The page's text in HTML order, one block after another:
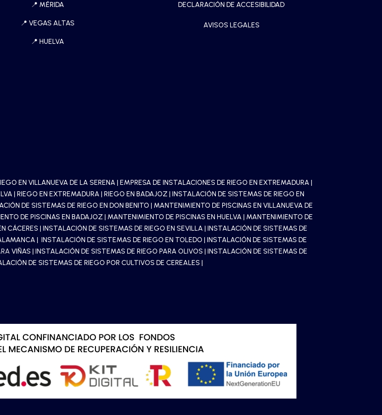
📍 MÉRIDA
📍VEGAS ALTAS
📍HUELVA
DECLARACIÓN DE ACCESIBILIDAD
AVISOS LEGALES
EN VILLANUEVA DE LA SERENA | EMPRESA DE INSTALACIONES DE RIEGO EN EXTREMADURA |
| RIEGO EN EXTREMADURA | RIEGO EN BADAJOZ | INSTALACIÓN DE SISTEMAS DE RIEGO EN
DE SISTEMAS DE RIEGO EN DON BENITO | MANTENIMIENTO DE PISCINAS EN VILLANUEVA DE
DE PISCINAS EN BADAJOZ | MANTENIMIENTO DE PISCINAS EN HUELVA | MANTENIMIENTO DE
CÁCERES | INSTALACIÓN DE SISTEMAS DE RIEGO EN SEVILLA | INSTALACIÓN DE SISTEMAS DE
| INSTALACIÓN DE SISTEMAS DE RIEGO EN TOLEDO | INSTALACIÓN DE SISTEMAS DE
VIÑAS | INSTALACIÓN DE SISTEMAS DE RIEGO PARA OLIVOS | INSTALACIÓN DE SISTEMAS DE
DE SISTEMAS DE RIEGO POR CULTIVOS DE CEREALES |